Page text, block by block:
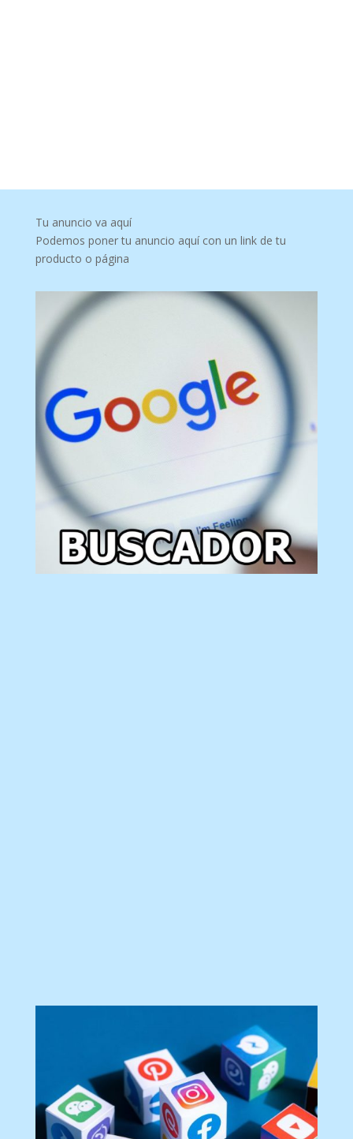
Tu anuncio va aquí
Podemos poner tu anuncio aquí con un link de tu
producto o página